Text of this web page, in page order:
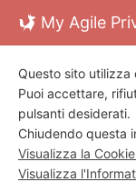
Skip
ORGANO UFFICIALE DI
VETERINARIA di
FNOVI
My Agile
Questo sito
Puoi accettare,
pulsanti desiderati.
Chiudendo questa
Visualizza la
Visualizza